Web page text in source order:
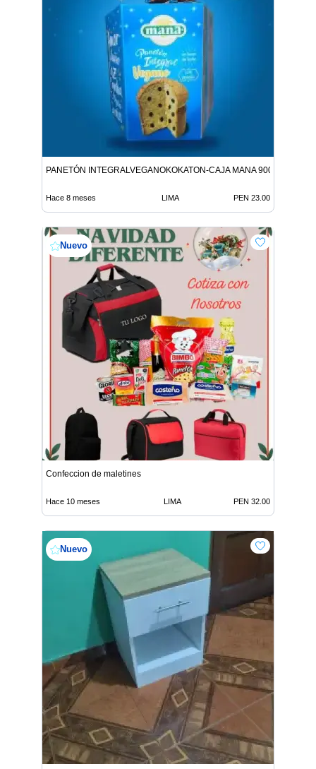
PANETÓN INTEGRALVEGANOKOKATON-CAJA MANA 900G
Hace 8 meses LIMA PEN 23.00
Nuevo
Confeccion de maletines
Hace 10 meses LIMA PEN 32.00
Nuevo